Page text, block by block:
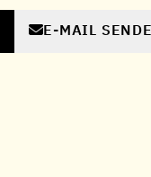
E-MAIL